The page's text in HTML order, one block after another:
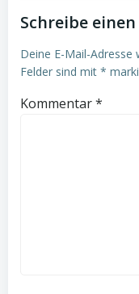
Schreibe
Deine E-Mail-
Felder sind mit *
Kommentar*